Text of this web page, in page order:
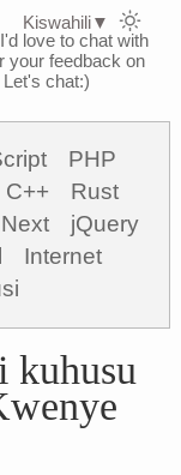
I'd love to chat with
your feedback on
chat:)
PHP
C++
Rust
Next
jQuery
Internet
kuhusu
Kiswahili▼